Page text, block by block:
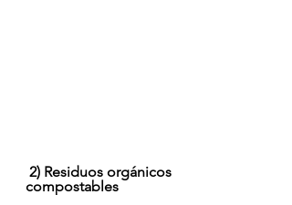
compostables